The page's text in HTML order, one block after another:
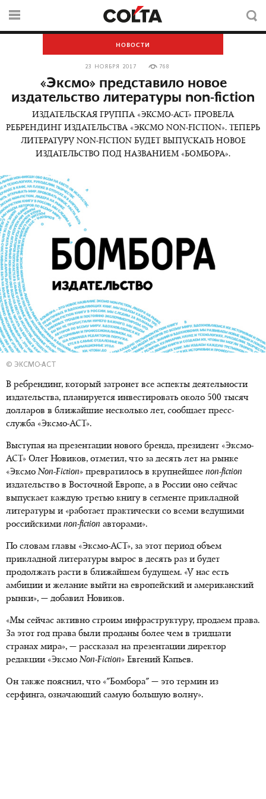
НОВОСТИ
23 НОЯБРЯ 2017 768
«Эксмо» представило новое
издательство литературы non-fiction
ИЗДАТЕЛЬСКАЯ ГРУППА «ЭКСМО-АСТ» ПРОВЕЛА
РЕБРЕНДИНГ ИЗДАТЕЛЬСТВА «ЭКСМО NON-FICTION». ТЕПЕРЬ
ЛИТЕРАТУРУ NON-FICTION БУДЕТ ВЫПУСКАТЬ НОВОЕ
ИЗДАТЕЛЬСТВО ПОД НАЗВАНИЕМ «БОМБОРА».
© ЭКСМО-АСТ
В ребрендинг, который затронет все аспекты деятельности
издательства, планируется инвестировать около 500 тысяч
долларов в ближайшие несколько лет, сообщает пресс-
служба «Эксмо-АСТ».
Выступая на презентации нового бренда, президент «Эксмо-
АСТ» Олег Новиков, отметил, что за десять лет на рынке
«ЭксмоNon-Fiction» превратилось в крупнейшее non-fiction
издательство в Восточной Европе, а в России оно сейчас
выпускает каждую третью книгу в сегменте прикладной
литературы и «работает практически со всеми ведущими
российскими non-fiction авторами».
По словам главы «Эксмо-АСТ», за этот период объем
прикладной литературы вырос в десять раз и будет
продолжать расти в ближайшем будущем. «У нас есть
амбиции и желание выйти на европейский и американский
рынки», — добавил Новиков.
«Мы сейчас активно строим инфраструктуру, продаем права.
За этот год права были проданы более чем в тридцати
странах мира», — рассказал на презентации директор
редакции «ЭксмоNon-Fiction» Евгений Капьев.
Он также пояснил, что «"Бомбора" — это термин из
серфинга, означающий самую большую волну».